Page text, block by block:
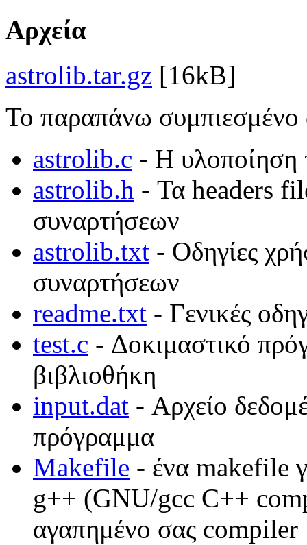
Αρχεία
astrolib.tar.gz [16kB]
Το παραπάνω συμπιεσμένο
astrolib.c - Η υλοποίηση
astrolib.h - Τα headers
συναρτήσεων
astrolib.txt - Οδηγίες
συναρτήσεων
readme.txt - Γενικές
test.c - Δοκιμαστικό
βιβλιοθήκη
input.dat - Αρχείο
πρόγραμμα
Makefile - ένα makefile
g++ (GNU/gcc C++
αγαπημένο σας compiler